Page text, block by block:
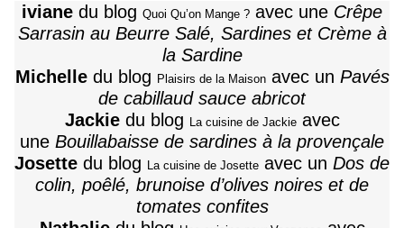
iviane du blog Quoi Qu’on Mange ? avec une Crêpe
Sarrasin au Beurre Salé, Sardines et Crème à
la Sardine
Michelle du blog Plaisirs de la Maison avec un Pavés
de cabillaud sauce abricot
Jackie du blog La cuisine de Jackie avec
une Bouillabaisse de sardines à la provençale
Josette du blog La cuisine de Josette avec un Dos de
colin, poêlé, brunoise d’olives noires et de
tomates confites